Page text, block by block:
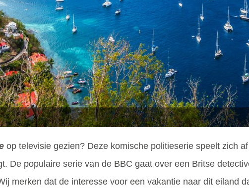
op televisie gezien? Deze komische politieserie speelt zich
De populaire serie van de BBC gaat over een Britse
merken dat de interesse voor een vakantie naar dit eiland